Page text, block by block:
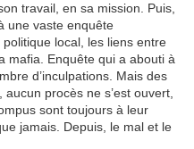
travail, en sa mission. Puis,
une vaste enquête
local, les liens entre
mafia. Enquête qui a abouti à
d’inculpations. Mais des
procès ne s’est ouvert,
sont toujours à leur
jamais. Depuis, le mal et le